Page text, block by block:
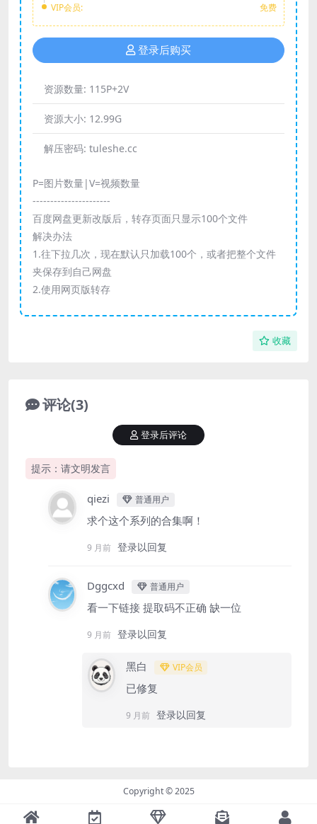
VIP会员:
免费
登录后购买
资源数量: 115P+2V
资源大小: 12.99G
解压密码: tuleshe.cc
P=图片数量|V=视频数量
----------------------
百度网盘更新改版后，转存页面只显示100个文件
解决办法
1.往下拉几次，现在默认只加载100个，或者把整个文件
夹保存到自己网盘
2.使用网页版转存
收藏
评论(3)
提示：请文明发言
登录后评论
qiezi 普通用户
求个这个系列的合集啊！
9 月前 登录以回复
Dggcxd 普通用户
看一下链接 提取码不正确 缺一位
9 月前 登录以回复
黑白 VIP会员
已修复
9 月前 登录以回复
Copyright © 2025